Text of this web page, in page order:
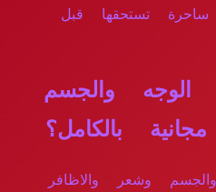
ساحرة تستحقها قبل
والجسم
بالكامل؟
وشعر والاظافر